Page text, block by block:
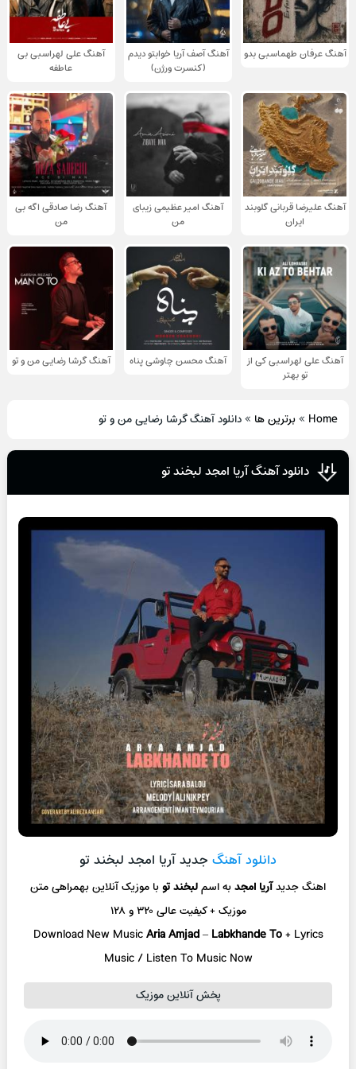
آهنگ عرفان طهماسبی بدو
آهنگ آصف آریا خوابتو دیدم
(کنسرت ورژن)
آهنگ علی لهراسبی بی
عاطفه
آهنگ علیرضا قربانی گلوبند
ایران
آهنگ امیر عظیمی زیبای
من
آهنگ رضا صادقی اگه بی
من
آهنگ علی لهراسبی کی از
تو ‌بهتر
آهنگ محسن چاوشی پناه آهنگ گرشا رضایی من و تو
Home
»برترین ها »دانلود آهنگ گرشا رضایی من و تو
دانلود آهنگ آریا امجد لبخند تو
دانلود آهنگ جدید آریا امجد لبخند تو
اهنگ جدیدآریا امجدبه اسملبخند توبا موزیک آنلاینبهمراهی متن
موزیک + کیفیت عالی ۳۲۰ و ۱۲۸
Download New MusicAria Amjad–Labkhande To+ Lyrics
Music / Listen To Music Now
پخش آنلاین موزیک